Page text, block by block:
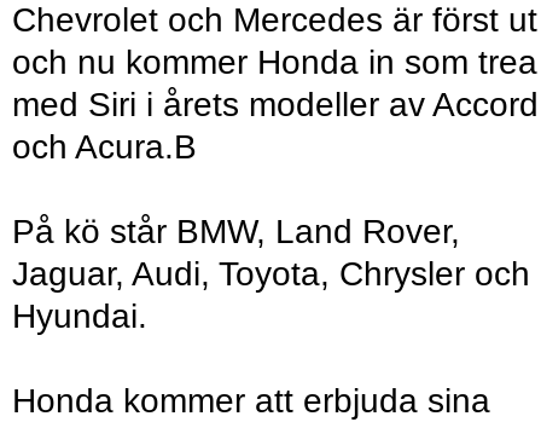
Chevrolet och Mercedes är först ut
och nu kommer Honda in som trea
med Siri i årets modeller av Accord
och Acura.B
På kö står BMW, Land Rover,
Jaguar, Audi, Toyota, Chrysler och
Hyundai.
Honda kommer att erbjuda sina